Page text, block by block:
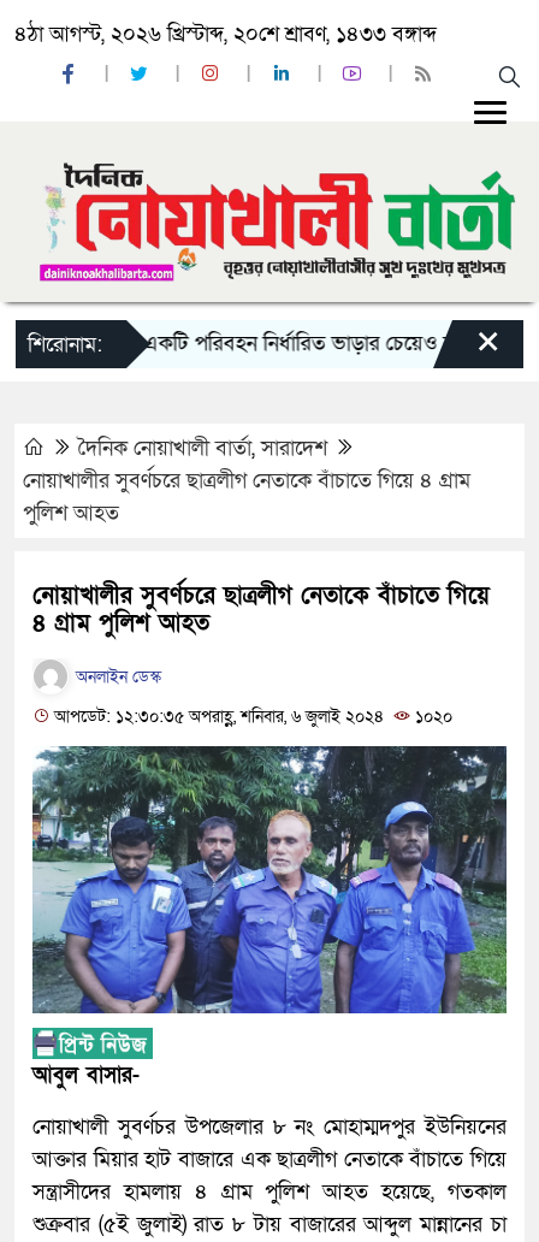
৪ঠা আগস্ট, ২০২৬ খ্রিস্টাব্দ, ২০শে শ্রাবণ, ১৪৩৩ বঙ্গাব্দ
শিরোনাম:
যাত্রায় দু-একটি পরিবহন নির্ধারিত ভাড়ার চেয়েও কম নিচ্ছে’ ×
দৈনিক নোয়াখালী বার্তা,সারাদেশ
নোয়াখালীর সুবর্ণচরে ছাত্রলীগ নেতাকে বাঁচাতে গিয়ে ৪ গ্রাম
পুলিশ আহত
নোয়াখালীর সুবর্ণচরে ছাত্রলীগ নেতাকে বাঁচাতে গিয়ে
৪ গ্রাম পুলিশ আহত
অনলাইন ডেস্ক
আপডেট: ১২:৩০:৩৫ অপরাহ্ণ, শনিবার, ৬ জুলাই ২০২৪
১০২০
আবুল বাসার-
নোয়াখালী সুবর্ণচর উপজেলার ৮ নং মোহাম্মদপুর ইউনিয়নের
আক্তার মিয়ার হাট বাজারে এক ছাত্রলীগ নেতাকে বাঁচাতে গিয়ে
সন্ত্রাসীদের হামলায় ৪ গ্রাম পুলিশ আহত হয়েছে, গতকাল
শুক্রবার (৫ই জুলাই) রাত ৮ টায় বাজারের আব্দুল মান্নানের চা